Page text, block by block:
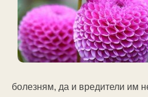
болезням, да и вредители им